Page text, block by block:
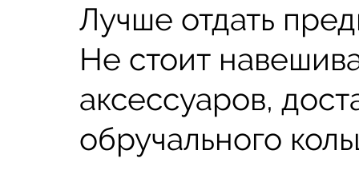
Лучше отдать
Не стоит
аксессуаров,
обручального